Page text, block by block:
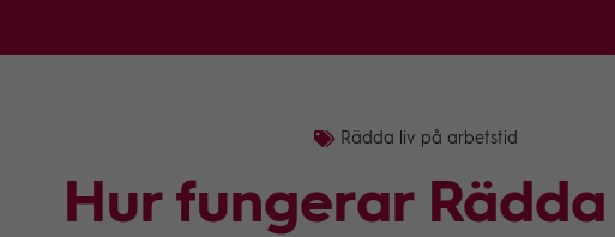
Rädda liv på arbetstid
Hur fungerar